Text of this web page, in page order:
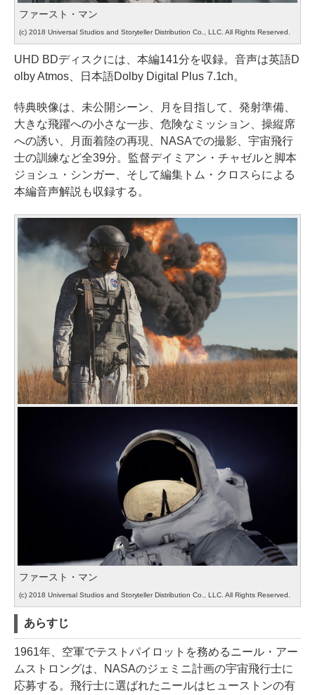
ファースト・マン
(c) 2018 Universal Studios and Storyteller Distribution Co., LLC. All Rights Reserved.
UHD BDディスクには、本編141分を収録。音声は英語D
olby Atmos、日本語Dolby Digital Plus 7.1ch。
特典映像は、未公開シーン、月を目指して、発射準備、
大きな飛躍への小さな一歩、危険なミッション、操縦席
への誘い、月面着陸の再現、NASAでの撮影、宇宙飛行
士の訓練など全39分。監督デイミアン・チャゼルと脚本
ジョシュ・シンガー、そして編集トム・クロスらによる
本編音声解説も収録する。
ファースト・マン
(c) 2018 Universal Studios and Storyteller Distribution Co., LLC. All Rights Reserved.
あらすじ
1961年、空軍でテストパイロットを務めるニール・アー
ムストロングは、NASAのジェミニ計画の宇宙飛行士に
応募する。飛行士に選ばれたニールはヒューストンの有